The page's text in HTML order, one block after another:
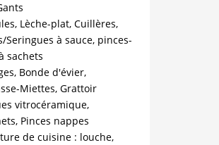
Lèche-plat, Cuillères,
Seringues à sauce, pinces-
sachets
Bonde d'évier,
Miettes, Grattoir
vitrocéramique,
Pinces nappes
de cuisine : louche,